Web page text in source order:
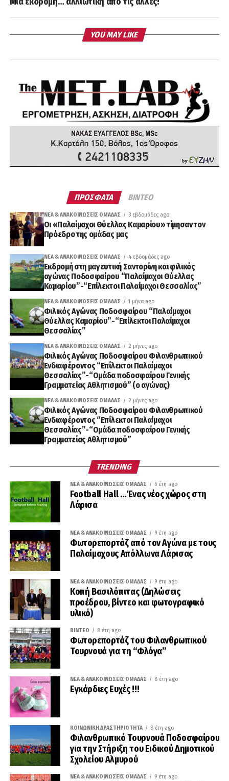
YOU MAY LIKE
ΠΡΟΣΦΑΤΑ ΒΙΝΤΕΟ
ΝΈΑ & ΑΝΑΚΟΙΝΏΣΕΙΣ ΟΜΆΔΑΣ 3 εβδομάδες ago
Οι «Παλαίμαχοι Θύελλας Καμαρίου» τίμησαν τον
Πρόεδρο της ομάδας μας
ΝΈΑ & ΑΝΑΚΟΙΝΏΣΕΙΣ ΟΜΆΔΑΣ 4 εβδομάδες ago
Εκδρομή στη μαγευτική Σαντορίνη και φιλικός
αγώνας Ποδοσφαίρου “Παλαίμαχοι Θύελλας
Καμαρίου”-“Επίλεκτοι Παλαίμαχοι Θεσσαλίας”
ΝΈΑ & ΑΝΑΚΟΙΝΏΣΕΙΣ ΟΜΆΔΑΣ 1 μήνα ago
Φιλικός Αγώνας Ποδοσφαίρου “Παλαίμαχοι
Θύελλας Καμαρίου”-“Επίλεκτοι Παλαίμαχοι
Θεσσαλίας”
ΝΈΑ & ΑΝΑΚΟΙΝΏΣΕΙΣ ΟΜΆΔΑΣ 2 μήνες ago
Φιλικός Αγώνας Ποδοσφαίρου Φιλανθρωπικού
Ενδιαφέροντος “Επίλεκτοι Παλαίμαχοι
Θεσσαλίας”-“Ομάδα ποδοσφαίρου Γενικής
Γραμματείας Αθλητισμού” (ο αγώνας)
ΝΈΑ & ΑΝΑΚΟΙΝΏΣΕΙΣ ΟΜΆΔΑΣ 2 μήνες ago
Φιλικός Αγώνας Ποδοσφαίρου Φιλανθρωπικού
Ενδιαφέροντος “Επίλεκτοι Παλαίμαχοι
Θεσσαλίας”-“Ομάδα ποδοσφαίρου Γενικής
Γραμματείας Αθλητισμού”
TRENDING
ΝΈΑ & ΑΝΑΚΟΙΝΏΣΕΙΣ ΟΜΆΔΑΣ 6 έτη ago
Football Hall …Ένας νέος χώρος στη
Λάρισα
ΝΈΑ & ΑΝΑΚΟΙΝΏΣΕΙΣ ΟΜΆΔΑΣ 9 έτη ago
Φωτορεπορτάζ από τον Αγώνα με τους
Παλαίμαχους Απόλλωνα Λάρισας
ΝΈΑ & ΑΝΑΚΟΙΝΏΣΕΙΣ ΟΜΆΔΑΣ 9 έτη ago
Κοπή Βασιλόπιτας (Δηλώσεις
προέδρου, βίντεο και φωτογραφικό
υλικό)
ΒΊΝΤΕΟ 8 έτη ago
Φωτορεπορτάζ του Φιλανθρωπικού
Τουρνουά για τη “Φλόγα”
ΝΈΑ & ΑΝΑΚΟΙΝΏΣΕΙΣ ΟΜΆΔΑΣ 8 έτη ago
Εγκάρδιες Ευχές !!!
ΚΟΙΝΩΝΙΚΉ ΔΡΑΣΤΗΡΙΌΤΗΤΑ 8 έτη ago
Φιλανθρωπικό Τουρνουά Ποδοσφαίρου
για την Στήριξη του Ειδικού Δημοτικού
Σχολείου Αλμυρού
ΝΈΑ & ΑΝΑΚΟΙΝΏΣΕΙΣ ΟΜΆΔΑΣ 9 έτη ago